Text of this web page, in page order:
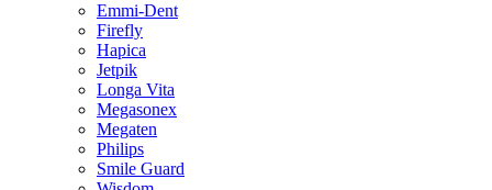
Emmi-Dent
Firefly
Hapica
Jetpik
Longa Vita
Megasonex
Megaten
Philips
Smile Guard